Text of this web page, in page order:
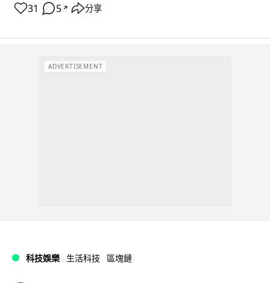
31 5 ↗ 分享
ADVERTISEMENT
科技娛樂 生活科技 區塊鏈